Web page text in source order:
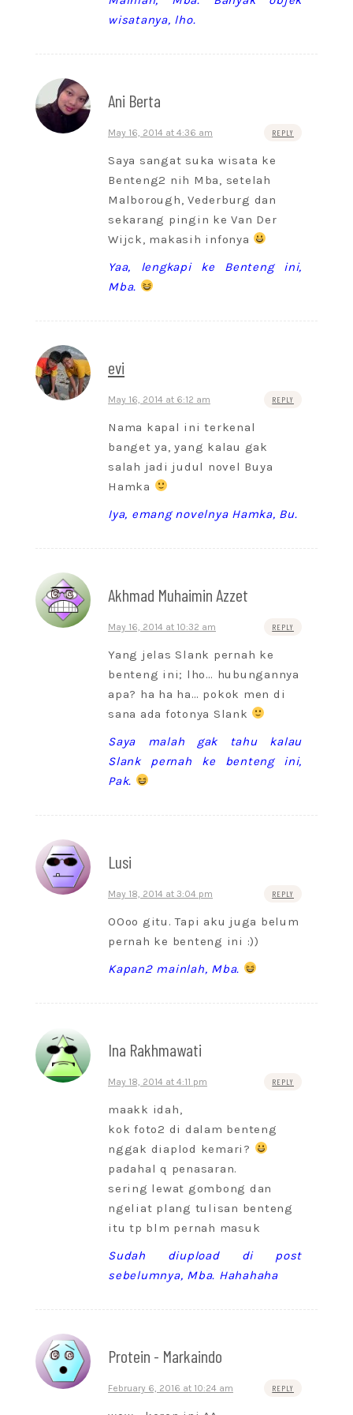
wisatanya, lho.
Ani Berta
May 16, 2014 at 4:36 am REPLY
Saya sangat suka wisata ke
Benteng2 nih Mba, setelah
Malborough, Vederburg dan
sekarang pingin ke Van Der
Wijck, makasih infonya
Yaa, lengkapi ke Benteng ini,
Mba.
evi
May 16, 2014 at 6:12 am REPLY
Nama kapal ini terkenal
banget ya, yang kalau gak
salah jadi judul novel Buya
Hamka
Iya, emang novelnya Hamka, Bu.
Akhmad Muhaimin Azzet
May 16, 2014 at 10:32 am REPLY
Yang jelas Slank pernah ke
benteng ini; lho… hubungannya
apa? ha ha ha… pokok men di
sana ada fotonya Slank
Saya malah gak tahu kalau
Slank pernah ke benteng ini,
Pak.
Lusi
May 18, 2014 at 3:04 pm REPLY
OOoo gitu. Tapi aku juga belum
pernah ke benteng ini :))
Kapan2 mainlah, Mba.
Ina Rakhmawati
May 18, 2014 at 4:11 pm REPLY
maakk idah,
kok foto2 di dalam benteng
nggak diaplod kemari?
padahal q penasaran.
sering lewat gombong dan
ngeliat plang tulisan benteng
itu tp blm pernah masuk
Sudah diupload di post
sebelumnya, Mba. Hahahaha
Protein - Markaindo
February 6, 2016 at 10:24 am REPLY